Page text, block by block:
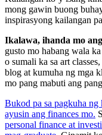
mong gawin buong
inspirasyong kailangan
Ikalawa, ihanda mo
gusto mo habang wala
o sumali ka sa art
blog at kumuha ng mga
mo pang mabuti ang
Bukod pa sa pagkuha
ayusin ang finances mo.
personal finance at